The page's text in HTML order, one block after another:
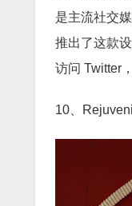
是主流社交
推出了这款
访问 Twitter
10、